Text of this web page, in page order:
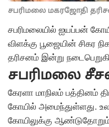
சபரிமலை மகரஜோதி
சபரிமலையில் ஐயப்பன்
விளக்கு பூஜையின் சிகர
தரிசனம் இன்று
சபரிமலை
கேரளா மாநிலம் பத்தினம்
கோயில் அமைந்துள்ளது.
கோயிலுக்கு